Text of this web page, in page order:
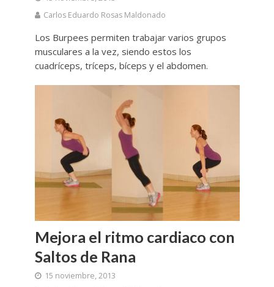
Carlos Eduardo Rosas Maldonado
Los Burpees permiten trabajar varios grupos
musculares a la vez, siendo estos los
cuadríceps, tríceps, bíceps y el abdomen.
Mejora el ritmo cardiaco con
Saltos de Rana
15 noviembre, 2013